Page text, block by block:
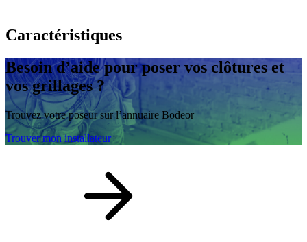
Caractéristiques
Besoin d’aidepour poser vos clôtures et
vos grillages ?
Trouvez votre poseur sur l’annuaire Bodeor
Trouver mon installateur